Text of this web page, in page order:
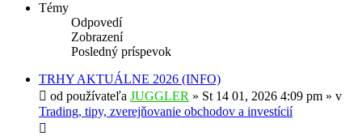
Témy
Odpovedí
Zobrazení
Posledný príspevok
TRHY AKTUÁLNE 2026 (INFO)
od používateľa JUGGLER » St 14 01, 2026 4:09 pm » v
Trading, tipy, zverejňovanie obchodov a investícií